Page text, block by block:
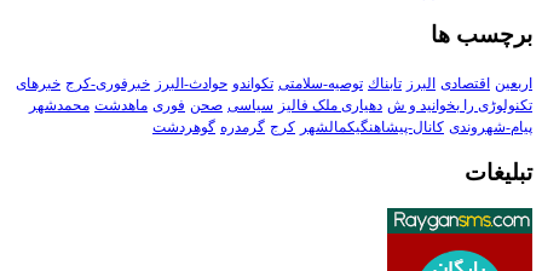
برچسب ها
اربعین اقتصادی البرز تابناك توصیه-سلامتی تکواندو حوادث-البرز خبرفوری-کرج خبرهای
تکنولوڑی را بخوانید و ش دهیاری ملک فالیز سیاسی صحن فوری ماهدشت محمدشهر
پیام-شهروندی کانال-پیشاهنگیکمالشهر کرج گرمدره گوهردشت
تبلیغات